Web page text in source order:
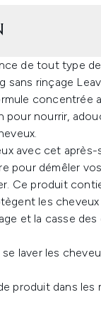
de tout type
sans rinçage
concentrée
nourrir,
avec cet
pour démêler
Ce produit
les
et la casse des
laver les
produit dans les